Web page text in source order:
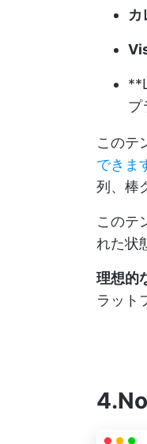
カ
プ
このテ
できま
列、棒
このテ
れた状
理想的
ラット